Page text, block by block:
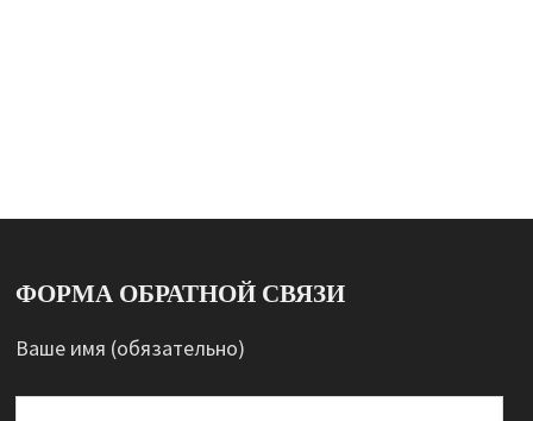
ФОРМА ОБРАТНОЙ СВЯЗИ
Ваше имя (обязательно)